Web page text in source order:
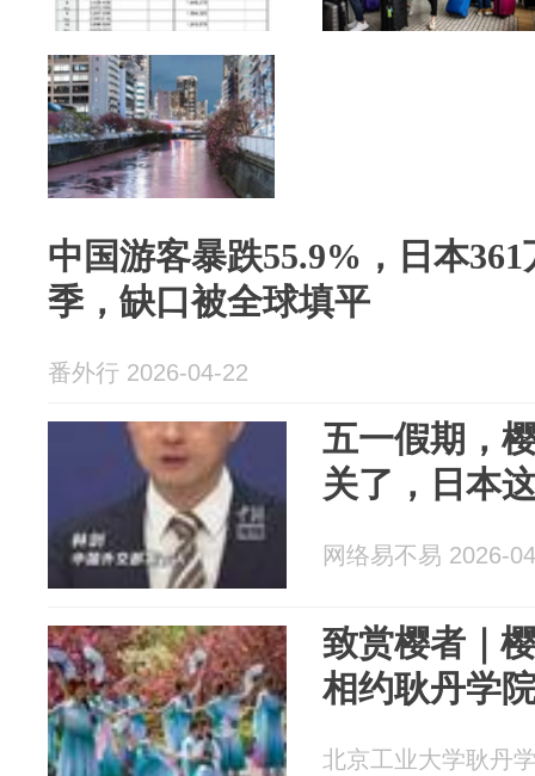
中国游客暴跌55.9%，日本
季，缺口被全球填平
番外行 2026-04-22
五一假期，
关了，日本
网络易不易 2026-
致赏樱者｜
相约耿丹学
北京工业大学耿丹